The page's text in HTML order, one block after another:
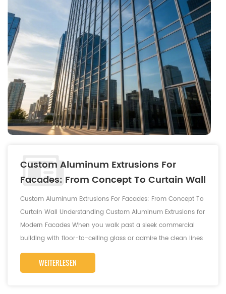
Custom Aluminum Extrusions For
Facades: From Concept To Curtain Wall
Custom Aluminum Extrusions For Facades: From Concept To
Curtain Wall Understanding Custom Aluminum Extrusions for
Modern Facades When you walk past a sleek commercial
building with floor-to-ceiling glass or admire the clean lines
of a modern curtain ...
WEITERLESEN